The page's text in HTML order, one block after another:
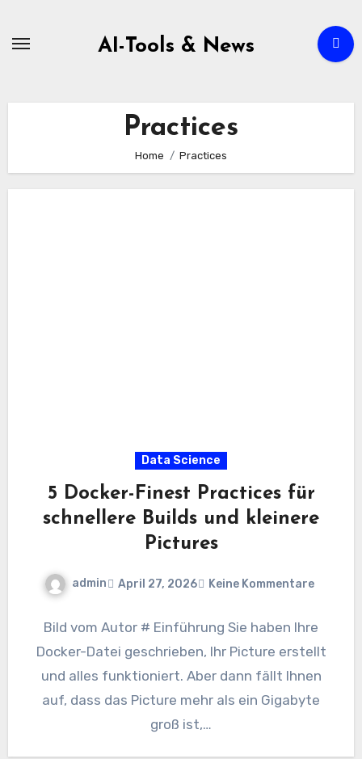
AI-Tools & News
Practices
Home Practices
Data Science
5 Docker-Finest Practices für
schnellere Builds und kleinere
Pictures
admin April 27, 2026 Keine Kommentare
Bild vom Autor # Einführung Sie haben Ihre
Docker-Datei geschrieben, Ihr Picture erstellt
und alles funktioniert. Aber dann fällt Ihnen
auf, dass das Picture mehr als ein Gigabyte
groß ist,…